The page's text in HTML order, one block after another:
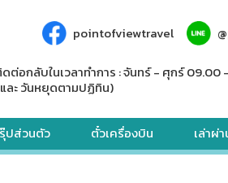
pointofviewtravel
ดต่อกลับในเวลาทำการ : จันทร์ - ศุกร์ 09.00
ละ วันหยุดตามปฏิทิน)
ปส่วนตัว ตั๋วเครื่องบิน เล่าผ่